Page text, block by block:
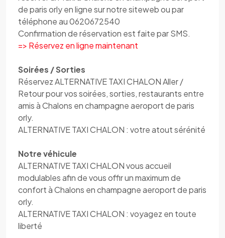
de paris orly en ligne sur notre siteweb ou par
téléphone au 0620672540
Confirmation de réservation est faite par SMS.
=> Réservez en ligne maintenant
Soirées / Sorties
Réservez ALTERNATIVE TAXI CHALON Aller /
Retour pour vos soirées, sorties, restaurants entre
amis à Chalons en champagne aeroport de paris
orly.
ALTERNATIVE TAXI CHALON : votre atout sérénité
Notre véhicule
ALTERNATIVE TAXI CHALON vous accueil
modulables afin de vous offir un maximum de
confort à Chalons en champagne aeroport de paris
orly.
ALTERNATIVE TAXI CHALON : voyagez en toute
liberté